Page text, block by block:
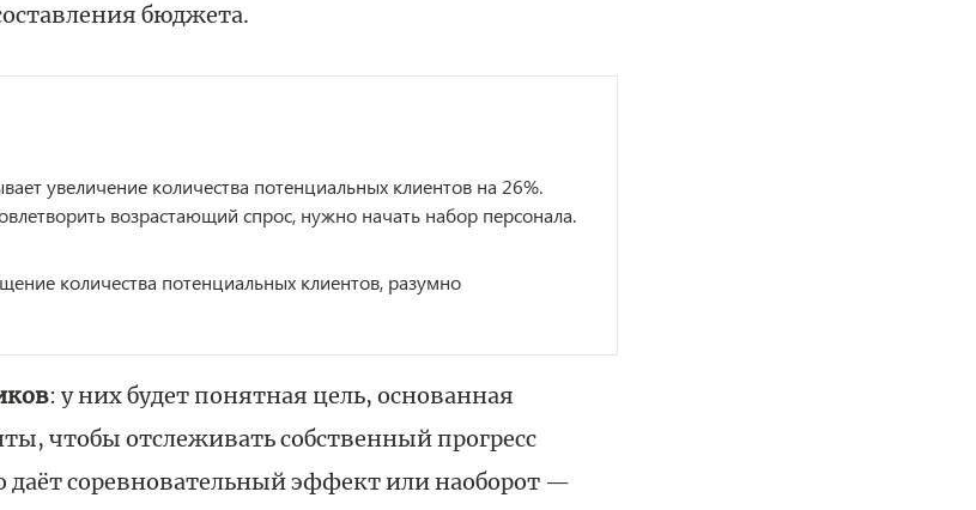
бюджета.
увеличение количества потенциальных клиентов на 26%.
возрастающий спрос, нужно начать набор персонала.
количества потенциальных клиентов, разумно
: у них будет понятная цель, основанная
чтобы отслеживать собственный прогресс
даёт соревновательный эффект или наоборот —